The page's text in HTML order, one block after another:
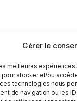
Gérer le
meilleures
stocker et/ou
technologies nous
de navigation ou les
Atelier &